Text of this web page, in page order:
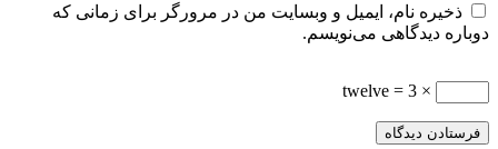
ذخیره نام، ایمیل و وبسایت من در مرورگر برای زمانی که
دوباره دیدگاهی می‌نویسم.
× 3 = twelve